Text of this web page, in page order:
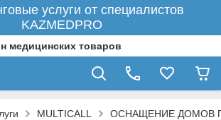
услуги от специалистов
KAZMEDPRO
медицинских товаров
MULTICALL ОСНАЩЕНИЕ ДОМОВ